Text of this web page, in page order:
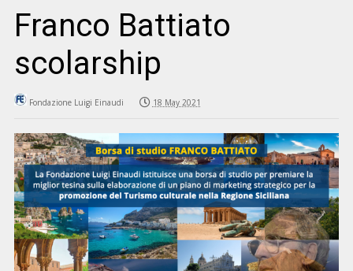
Franco Battiato
scolarship
Fondazione Luigi Einaudi 18 May 2021